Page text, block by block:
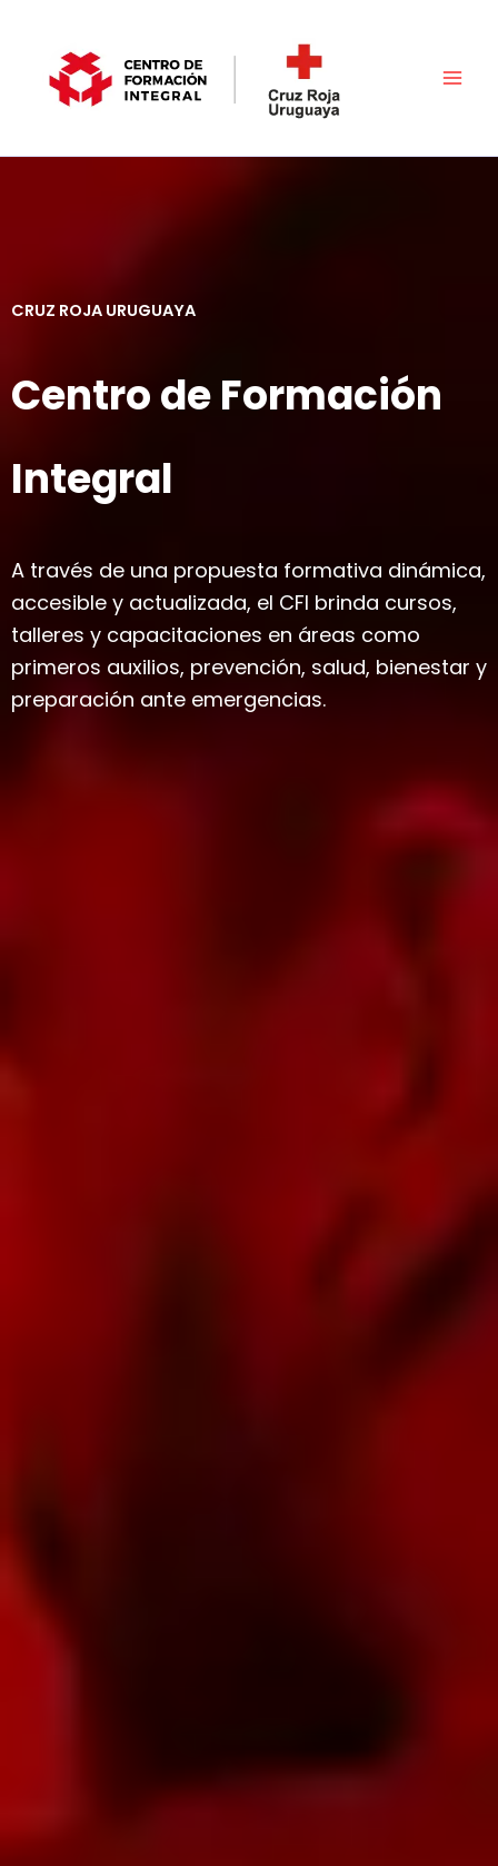
contenido
CRUZ ROJA URUGUAYA
Centro de Formación
Integral
A través de una propuesta formativa dinámica,
accesible y actualizada, el CFI brinda cursos,
talleres y capacitaciones en áreas como
primeros auxilios, prevención, salud, bienestar y
preparación ante emergencias.